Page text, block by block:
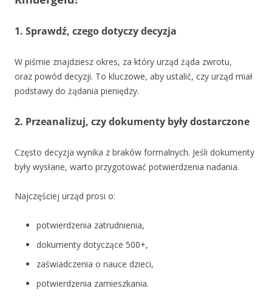
1. Sprawdź, czego dotyczy decyzja
W piśmie znajdziesz okres, za który urząd żąda zwrotu,
oraz powód decyzji. To kluczowe, aby ustalić, czy urząd miał
podstawy do żądania pieniędzy.
2. Przeanalizuj, czy dokumenty były dostarczone
Często decyzja wynika z braków formalnych. Jeśli dokumenty
były wysłane, warto przygotować potwierdzenia nadania.
Najczęściej urząd prosi o:
potwierdzenia zatrudnienia,
dokumenty dotyczące 500+,
zaświadczenia o nauce dzieci,
potwierdzenia zamieszkania.